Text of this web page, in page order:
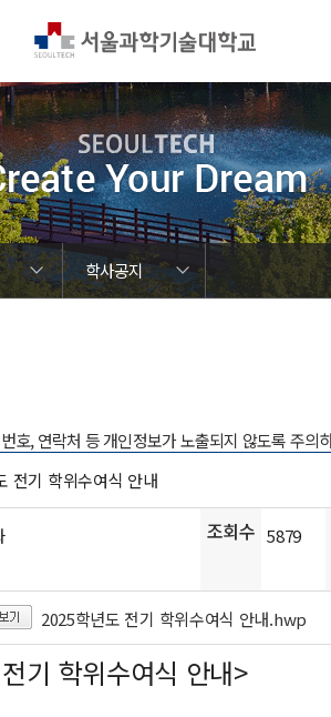
학사공지
대학정보알림
정보공개
정보서비스안내
온라인민원센터
청렴행정
갑질신고센터
유실물 센터
SEOULTECH광장
대학공지사항
학사공지
장학공지
대학원공지
취업공지
대학입찰
채용정보
공모/외부행사
등록금심의위원회
코로나바이러스19 대응안내
재정위원회
호, 연락처 등 개인정보가 노출되지 않도록 주의
전기 학위수여식 안내
조회수 5879
2025학년도 전기 학위수여식 안내.hwp
기 학위수여식 안내>